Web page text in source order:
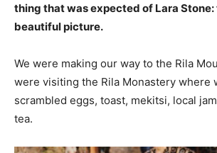
thing that was expected of Lara Stone:
beautiful picture.
We were making our way to the Rila
were visiting the Rila Monastery where
scrambled eggs, toast, mekitsi, local
tea.